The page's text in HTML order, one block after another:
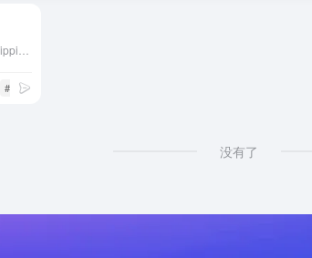
# CJ dropshipping
没有了